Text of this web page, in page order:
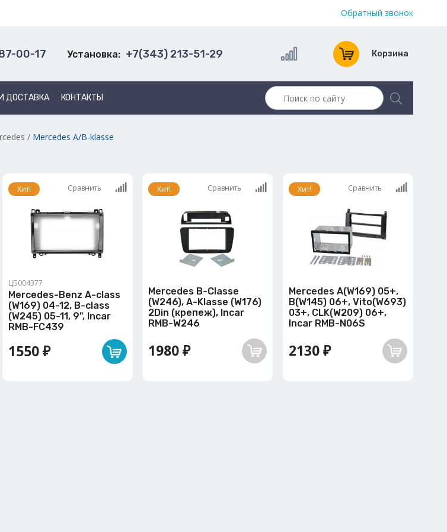
Обратный звонок
00-17 Установка: +7(343) 213-51-29 Корзина
ДОСТАВКА КОНТАКТЫ
/ Mercedes A/B-klasse
Хит! Сравнить
ЦБ004377
Mercedes-Benz A-class
(W169) 04-12, В-class
(W245) 05-11, 9", Incar
RMB-FC439
1550 ₽
Хит! Сравнить
Mercedes B-Classe
(W246), A-Klasse (W176)
2Din (крепеж), Incar
RMB-W246
1980 ₽
Хит! Сравнить
Mercedes A(W169) 05+,
В(W145) 06+, Vito(W693)
03+, CLK(W209) 06+,
Incar RMB-N06S
2130 ₽